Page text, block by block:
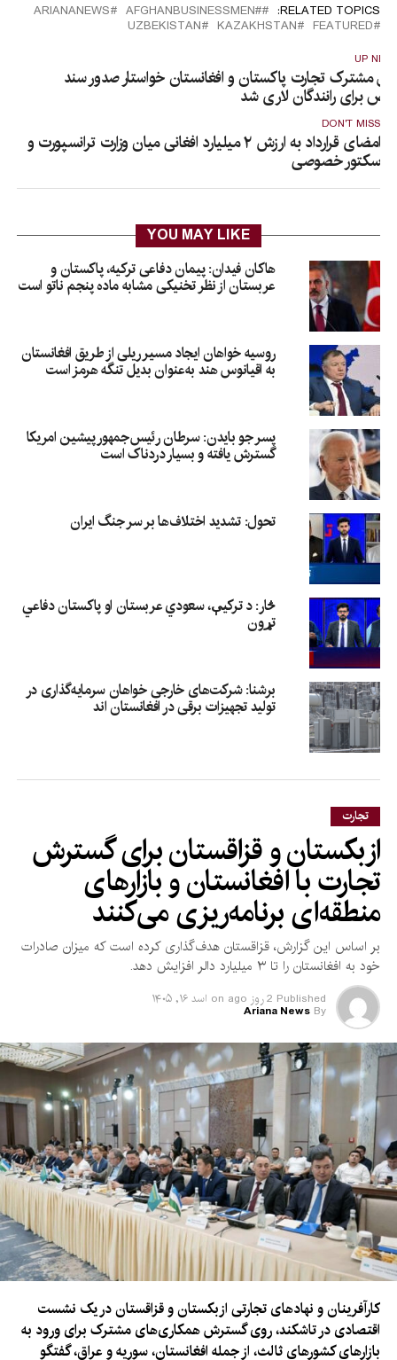
RELATED TOPICS:
#AFGHANBUSINESSMEN
ARIANANEWS
FEATURED
KAZAKHSTAN
UZBEKISTAN
UP
مشترک تجارت پاکستان و افغانستان خواستار صدور سند
برای رانندگان لاری‌ شد
DON'T MISS
امضای قرارداد به ارزش ۲ میلیارد افغانی میان وزارت ترانسپورت و
سکتور خصوصی
YOU MAY LIKE
هاکان فیدان: پیمان دفاعی ترکیه، پاکستان و
عربستان از نظر تخنیکی مشابه ماده پنجم ناتو است
روسیه خواهان ایجاد مسیر ریلی از طریق افغانستان
به اقیانوس هند به‌عنوان بدیل تنگه هرمز است
پسر جو بایدن: سرطان رئیس‌جمهور پیشین امریکا
گسترش یافته و بسیار دردناک است
تحول: تشدید اختلاف‌ها بر سر جنگ ایران
څار: د ترکیې، سعودي عربستان او پاکستان دفاعي
تړون
برشنا: شرکت‌های خارجی خواهان سرمایه‌گذاری در
تولید تجهیزات برقی در افغانستان‌ اند
تجارت
ازبکستان و قزاقستان برای گسترش
تجارت با افغانستان و بازارهای
منطقه‌ای برنامه‌ریزی می‌کنند
بر اساس این گزارش، قزاقستان هدف‌گذاری کرده است که میزان صادرات
خود به افغانستان را تا ۳ میلیارد دالر افزایش دهد.
Published 2 روز ago on اسد ۱۶, ۱۴۰۵
By
Ariana News
کارآفرینان و نهادهای تجارتی ازبکستان و قزاقستان در یک نشست
اقتصادی در تاشکند، روی گسترش همکاری‌های مشترک برای ورود به
بازارهای کشورهای ثالث، از جمله افغانستان، سوریه و عراق، گفتگو